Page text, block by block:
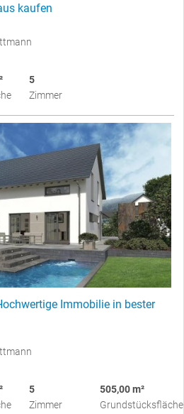
kaufen
5
Zimmer
Immobilie in bester
5
Zimmer
505,00 m²
Grundstücksfläche